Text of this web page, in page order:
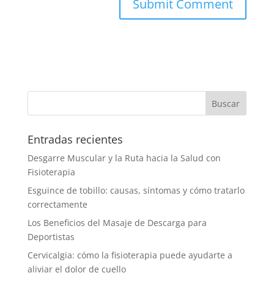
Entradas recientes
Desgarre Muscular y la Ruta hacia la Salud con
Fisioterapia
Esguince de tobillo: causas, síntomas y cómo tratarlo
correctamente
Los Beneficios del Masaje de Descarga para
Deportistas
Cervicalgia: cómo la fisioterapia puede ayudarte a
aliviar el dolor de cuello